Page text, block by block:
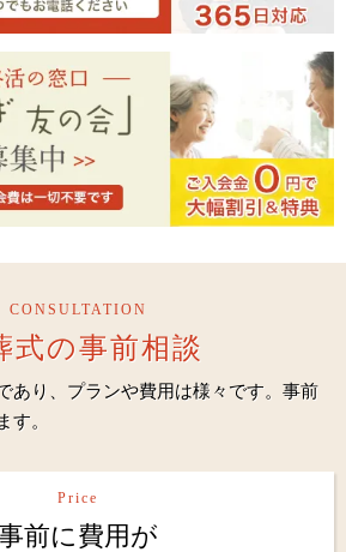
CONSULTATION
式の事前相談
あり、プランや費用は様々です。事前
す。
Price
前に費用が